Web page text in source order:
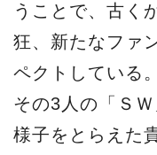
うことで、古く
狂、新たなファ
ペクトしている。
その3人の「Ｓ
様子をとらえた